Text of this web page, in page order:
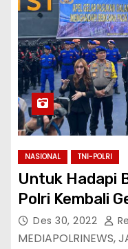
NASIONAL TNI-POLRI
Untuk Hadapi
Polri Kembali
Des 30, 2022
MEDIAPOLRINEWS,